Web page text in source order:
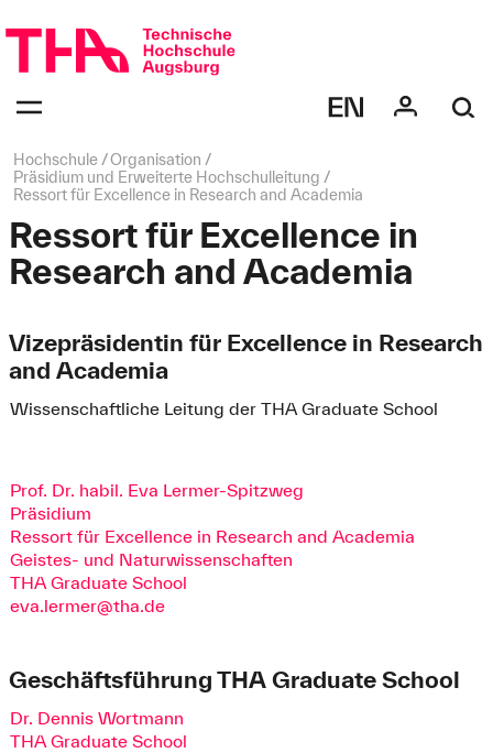
überspringen
bestätigen
des
Menüs
Seitenpfad:
Hochschule
Organisation
Präsidium und Erweiterte Hochschulleitung
Ressort für Excellence in Research and Academia
Ressort für Excellence in
Research and Academia
Vizepräsidentin für Excellence in Research
and Academia
Wissenschaftliche Leitung der THA Graduate School
Prof. Dr. habil. Eva Lermer-Spitzweg
Präsidium
Ressort für Excellence in Research and Academia
Geistes- und Naturwissenschaften
THA Graduate School
eva.lermer@tha.de
Geschäftsführung THA Graduate School
Dr. Dennis Wortmann
THA Graduate School